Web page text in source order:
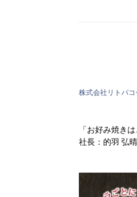
株式会社リトパ
「お好み焼き
社長：的羽 弘